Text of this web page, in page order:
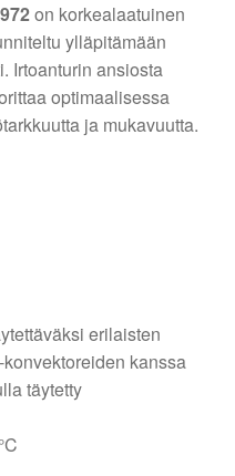
on korkealaatuinen
ylläpitämään
Irtoanturin ansiosta
optimaalisessa
ja mukavuutta.
erilaisten
kanssa
täytetty